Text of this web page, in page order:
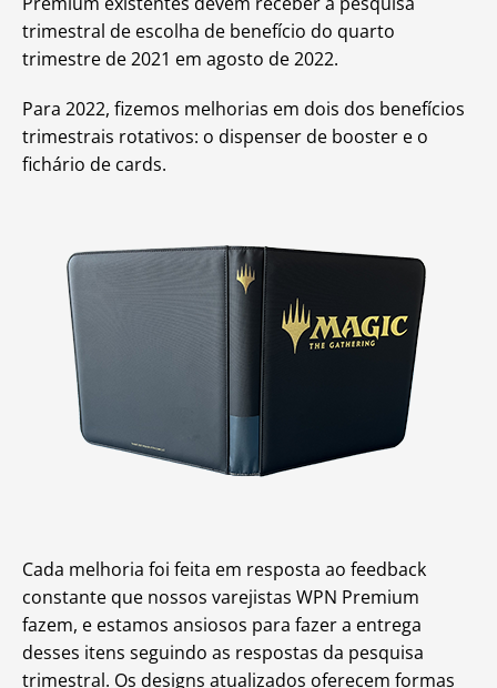
trimestral de escolha de benefício do quarto
trimestre de 2021 em agosto de 2022.
Para 2022, fizemos melhorias em dois dos benefícios
trimestrais rotativos: o dispenser de booster e o
fichário de cards.
Cada melhoria foi feita em resposta ao feedback
constante que nossos varejistas WPN Premium
fazem, e estamos ansiosos para fazer a entrega
desses itens seguindo as respostas da pesquisa
trimestral. Os designs atualizados oferecem formas